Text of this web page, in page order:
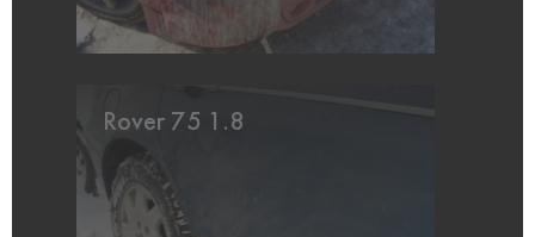
Rover 75 1.8